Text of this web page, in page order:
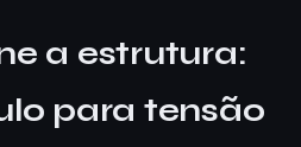
a estrutura:
para tensão